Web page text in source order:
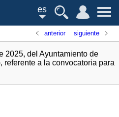
es
anterior siguiente
2025, del Ayuntamiento de
referente a la convocatoria para